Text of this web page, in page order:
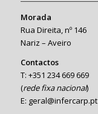
Morada
Rua Direita, nº 146
Nariz – Aveiro
Contactos
T: +351 234 669 669
(rede fixa nacional)
E: geral@infercarp.pt